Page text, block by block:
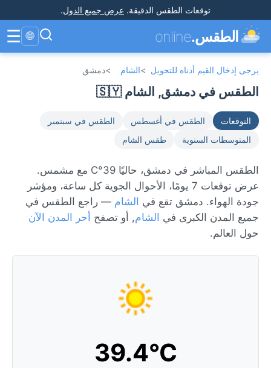
توقعات الطقس الدقيقة. عرض جميع الدول.
الطقس.online
🌐
☰
يرجى إدخال القيم أدناه للتحويل >الشام >دمشق
الطقس في دمشق, الشام 🇸🇾
التوقعات الطقس في أغسطس
الطقس في سبتمبر
المتوسطات السنوية
طقس الشام
الطقس المباشر في دمشق، حاليًا 39°C مع مشمس.
عرض توقعات 7 يومًا، الأحوال الجوية كل ساعة، ومؤشر
جودة الهواء. دمشق تقع في الشام — راجع الطقس في
جميع المدن الكبرى في الشام, أو تصفح أحر المدن الآن
حول العالم.
39.4°C